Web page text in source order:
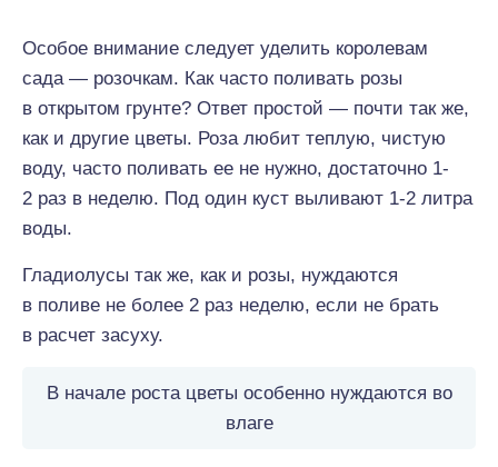
Особое внимание следует уделить королевам
сада — розочкам. Как часто поливать розы
в открытом грунте? Ответ простой — почти так же,
как и другие цветы. Роза любит теплую, чистую
воду, часто поливать ее не нужно, достаточно 1-
2 раз в неделю. Под один куст выливают 1-2 литра
воды.
Гладиолусы так же, как и розы, нуждаются
в поливе не более 2 раз неделю, если не брать
в расчет засуху.
В начале роста цветы особенно нуждаются во
влаге